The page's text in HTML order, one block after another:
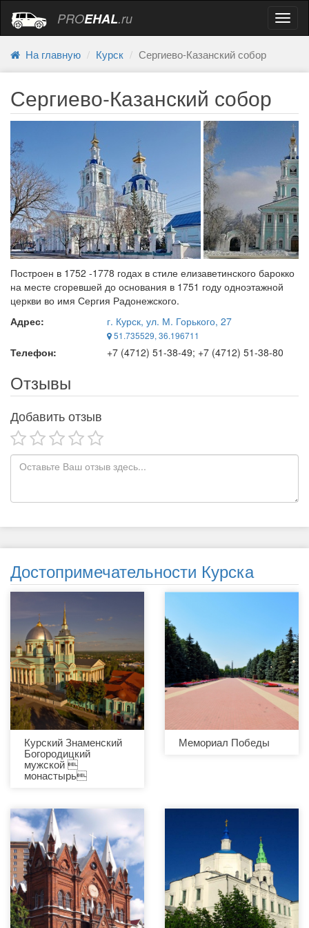
PROEHAL.ru
На главную Курск Сергиево-Казанский собор
Сергиево-Казанский собор
Построен в 1752 -1778 годах в стиле елизаветинского барокко
на месте сгоревшей до основания в 1751 году одноэтажной
церкви во имя Сергия Радонежского.
Адрес:
г. Курск, ул. М. Горького, 27
51.735529, 36.196711
Телефон: +7 (4712) 51-38-49; +7 (4712) 51-38-80
Отзывы
Добавить отзыв
Достопримечательности Курска
Курский Знаменский
Богородицкий
мужской 
монастырь
Мемориал Победы